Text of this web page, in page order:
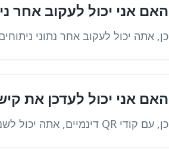
האם אני יכול לעקוב אחר
כן, אתה יכול לעקוב אחר נתוני
האם אני יכול לעדכן את
כן, עם קודי QR דינמיים, אתה יכול לשנות את היעד מבלי להדפיס אותו מחדש.